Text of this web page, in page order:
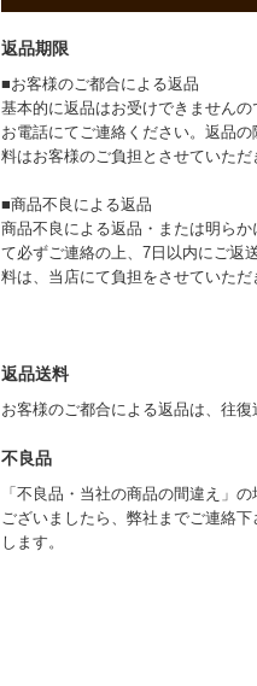
返品期限
■お客様のご都合による返品
基本的に返品はお受けできません
お電話にてご連絡ください。返品
料はお客様のご負担とさせていただ
■商品不良による返品
商品不良による返品・または明ら
て必ずご連絡の上、7日以内にご返
料は、当店にて負担をさせていただ
返品送料
お客様のご都合による返品は、往
不良品
「不良品・当社の商品の間違え」
ございましたら、弊社までご連絡
します。